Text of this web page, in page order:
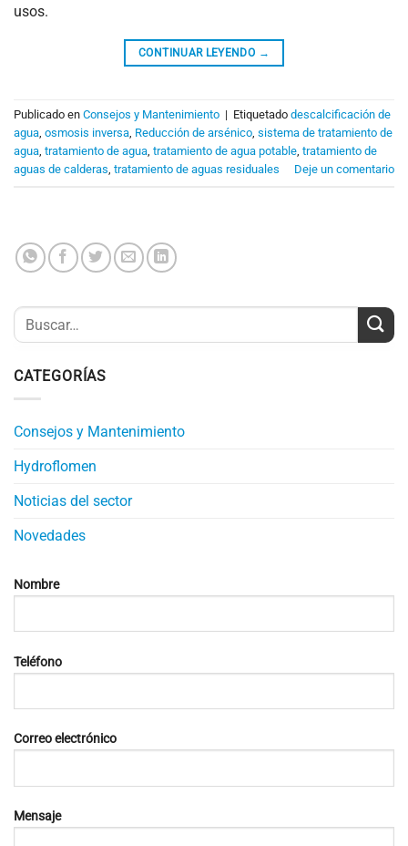
usos.
CONTINUAR LEYENDO →
Publicado en Consejos y Mantenimiento | Etiquetado descalcificación de
agua, osmosis inversa, Reducción de arsénico, sistema de tratamiento de
agua, tratamiento de agua, tratamiento de agua potable, tratamiento de
aguas de calderas, tratamiento de aguas residuales Deje un comentario
CATEGORÍAS
Consejos y Mantenimiento
Hydroflomen
Noticias del sector
Novedades
Nombre
Teléfono
Correo electrónico
Mensaje